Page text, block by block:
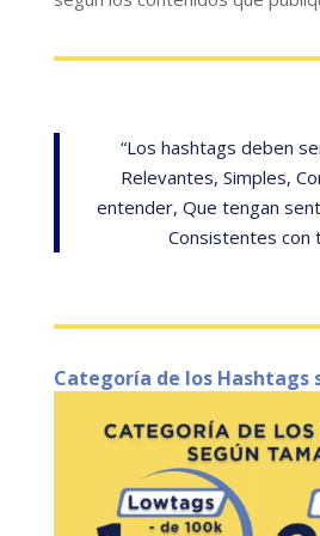
“Los hashtags deben
Relevantes, Simples,
entender, Que tengan
Consistentes con
Categoría de los Hashtags